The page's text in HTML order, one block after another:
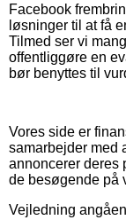
Facebook
løsninger til at få
Tilmed ser vi
offentliggøre en
bør benyttes til
Vores side er
samarbejder med
annoncerer deres
de besøgende på
Vejledning